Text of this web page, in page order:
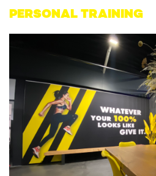
PERSONAL TRAINING